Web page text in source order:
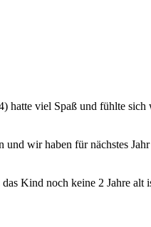
hatte viel Spaß und fühlte
wir haben für nächstes
Kind noch keine 2 Jahre alt